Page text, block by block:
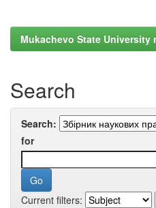
Mukachevo State University
Search
Search:
for
Current filters: